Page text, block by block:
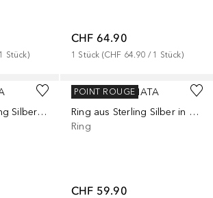
1 Stück)
CHF 64.90
1 Stück (CHF 64.90 / 1 Stück)
Creolen aus Sterling Silber in gelbgold mit Muschelkernperle
RAFAELA DONATA
Ring aus Sterling Silber in silber mit Zirkonia Muschelkernperle
Ring
CHF 59.90
POINT ROUGE